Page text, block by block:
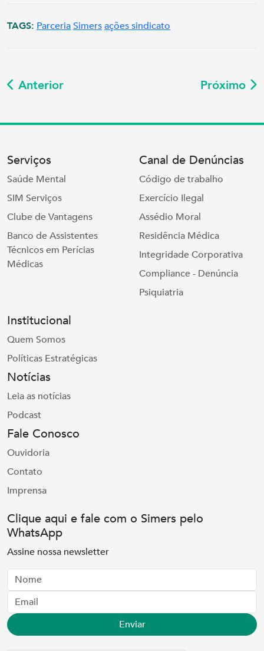
TAGS: ParceriaSimersações sindicato
Anterior Próximo
Serviços
Saúde Mental
SIM Serviços
Clube de Vantagens
Banco de Assistentes
Técnicos em Perícias
Médicas
Canal de Denúncias
Código de trabalho
Exercício Ilegal
Assédio Moral
Residência Médica
Integridade Corporativa
Compliance - Denúncia
Psiquiatria
Institucional
Quem Somos
Políticas Estratégicas
Notícias
Leia as notícias
Podcast
Fale Conosco
Ouvidoria
Contato
Imprensa
Clique aqui e fale com o Simers pelo
WhatsApp
Assine nossa newsletter
Nome
Email
Enviar